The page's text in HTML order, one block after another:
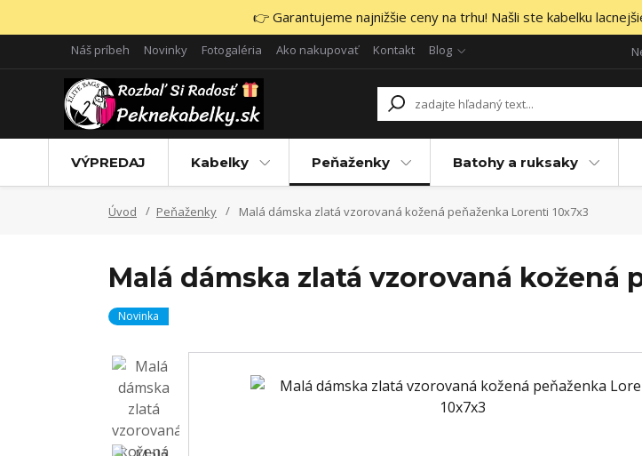
👉 Garantujeme najnižšie ceny na trhu! Našli ste kabelku
Náš príbeh Novinky Fotogaléria Ako nakupovať Kontakt Blog
VÝPREDAJ Kabelky Peňaženky Batohy a ruksaky
Úvod Peňaženky Malá dámska zlatá vzorovaná kožená peňaženka Lorenti 10x7x3
Malá dámska zlatá vzorovaná kožená
Novinka